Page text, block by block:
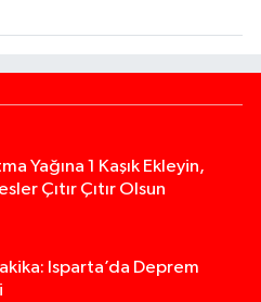
Yağına 1 Kaşık Ekleyin,
Çıtır Çıtır Olsun
Isparta’da Deprem